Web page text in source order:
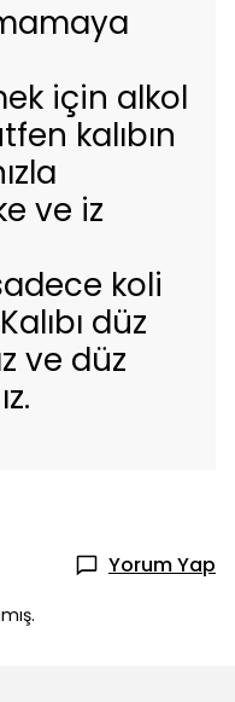
için alkol
kalıbın
ve iz
koli
düz
ve düz
Yorum Yap